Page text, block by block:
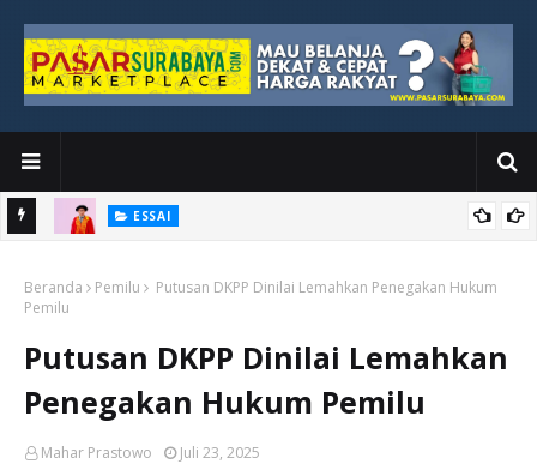
ESSAI
Tidak Berhenti di Panggung Wisuda
Beranda Pemilu
Putusan DKPP Dinilai Lemahkan Penegakan Hukum
Pemilu
Putusan DKPP Dinilai Lemahkan
Penegakan Hukum Pemilu
Mahar Prastowo Juli 23, 2025